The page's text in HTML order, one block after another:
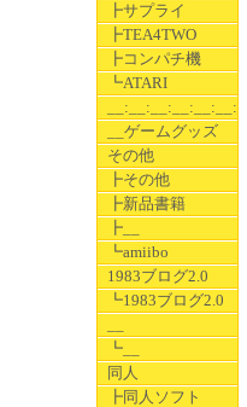
┣サプライ
┣TEA4TWO
┣コンパチ機
┗ATARI
__:__:__:__:__:__:__
__ゲームグッズ
その他
┣その他
┣新品書籍
┣__
┗amiibo
1983ブログ2.0
┗1983ブログ2.0
┗__
同人
┣同人ソフト